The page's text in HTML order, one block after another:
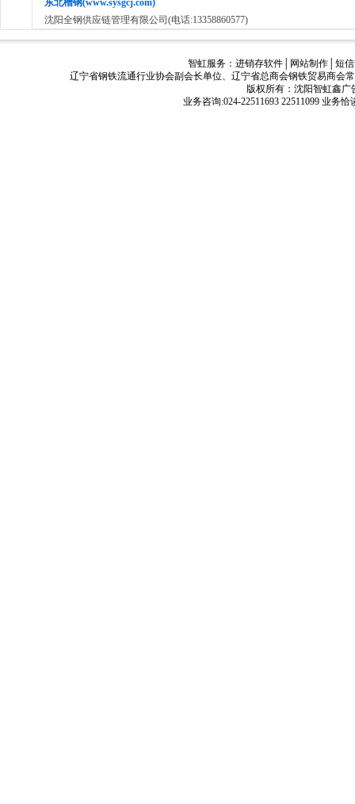
东北槽钢(www.sysgcj.com)
沈阳全钢供应链管理有限公司(电话:13358860577)
智虹服务：进销存软件 网站制作 │短
辽宁省钢铁流通行业协会副会长单位、辽宁省总商会钢铁贸易商会
版权所有：沈阳智虹鑫广
业务咨询:024-22511693 22511099 业务